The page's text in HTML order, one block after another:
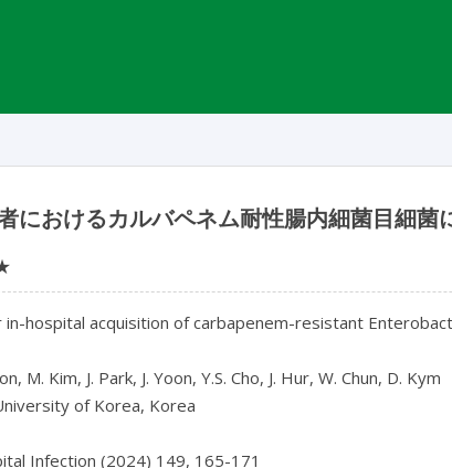
におけるカルバペネム耐性腸内細菌目細
in-hospital acquisition of carbapenem-resistant
M. Kim, J. Park, J. Yoon, Y.S. Cho, J. Hur, W. Chun, D. Kym
of Korea, Korea
Infection (2024) 149, 165-171